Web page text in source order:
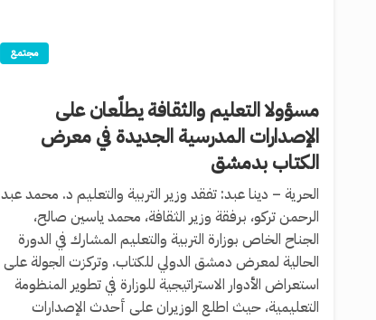
مجتمع
مسؤولا التعليم والثقافة يطلّعان على
الإصدارات المدرسية الجديدة في معرض
الكتاب بدمشق
الحرية – دينا عبد: تفقد وزير التربية والتعليم د. محمد عبد
الرحمن تركو، برفقة وزير الثقافة، محمد ياسين صالح،
الجناح الخاص بوزارة التربية والتعليم المشارك في الدورة
الحالية لمعرض دمشق الدولي للكتاب. وتركزت الجولة على
استعراض الأدوار الاستراتيجية للوزارة في تطوير المنظومة
التعليمية، حيث اطلع الوزيران على أحدث الإصدارات